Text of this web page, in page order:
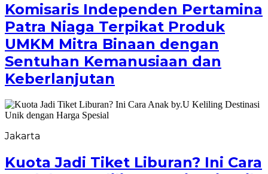
Komisaris Independen Pertamina
Patra Niaga Terpikat Produk
UMKM Mitra Binaan dengan
Sentuhan Kemanusiaan dan
Keberlanjutan
Jakarta
Kuota Jadi Tiket Liburan? Ini Cara